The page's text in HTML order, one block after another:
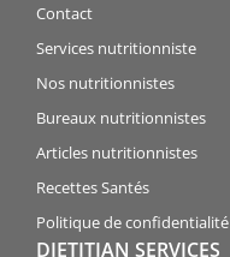
Contact
Services nutritionniste
Nos nutritionnistes
Bureaux nutritionnistes
Articles nutritionnistes
Recettes Santés
Politique de confidentialité
DIETITIAN SERVICES